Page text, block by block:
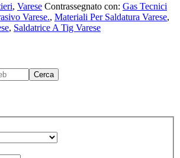
, Varese Contrassegnato con: Gas Tecnici
Varese., Materiali Per Saldatura Varese,
, Saldatrice A Tig Varese